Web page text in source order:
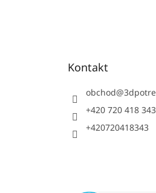
Kontakt
obchod@
+420 720 418 343
+420720418343